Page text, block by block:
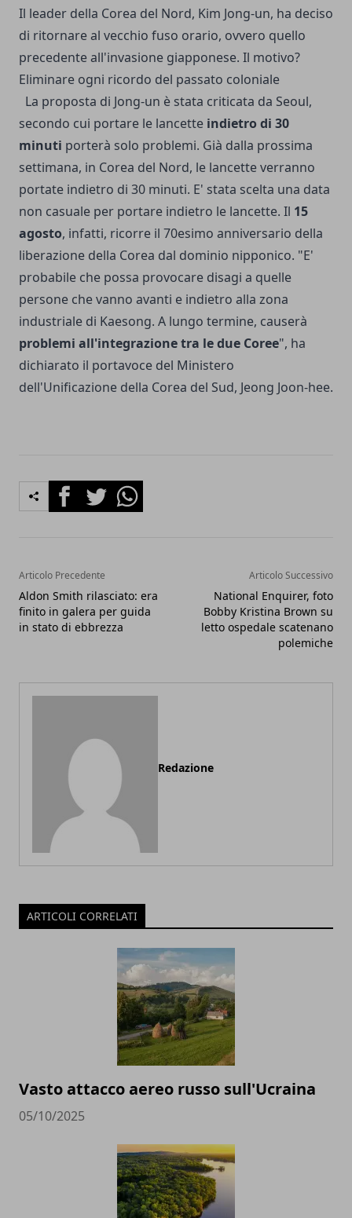
Il leader della Corea del Nord, Kim Jong-un, ha deciso
di ritornare al vecchio fuso orario, ovvero quello
precedente all'invasione giapponese. Il motivo?
Eliminare ogni ricordo del passato coloniale
La proposta di Jong-un è stata criticata da Seoul,
secondo cui portare le lancette indietro di 30
minuti porterà solo problemi. Già dalla prossima
settimana, in Corea del Nord, le lancette verranno
portate indietro di 30 minuti. E' stata scelta una data
non casuale per portare indietro le lancette. Il 15
agosto, infatti, ricorre il 70esimo anniversario della
liberazione della Corea dal dominio nipponico. "E'
probabile che possa provocare disagi a quelle
persone che vanno avanti e indietro alla zona
industriale di Kaesong. A lungo termine, causerà
problemi all'integrazione tra le due Coree", ha
dichiarato il portavoce del Ministero
dell'Unificazione della Corea del Sud, Jeong Joon-hee.
FacebookTwitterWhatsapp
Articolo Precedente
Aldon Smith rilasciato: era
finito in galera per guida
in stato di ebbrezza
Articolo Successivo
National Enquirer, foto
Bobby Kristina Brown su
letto ospedale scatenano
polemiche
Redazione
ARTICOLI CORRELATI
Vasto attacco aereo russo sull'Ucraina
05/10/2025